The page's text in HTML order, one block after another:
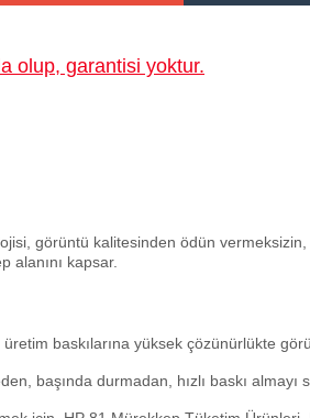
olup, garantisi yoktur.
görüntü kalitesinden ödün vermeksizin,
alanını kapsar.
baskılarına yüksek çözünürlükte
başında durmadan, hızlı baskı almayı